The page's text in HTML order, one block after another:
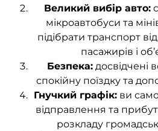
Великий вибір авто:
мікроавтобуси та
підібрати транспорт
пасажирів і
Безпека:досвідчені
спокійну поїздку та
Гнучкий графік: ви
відправлення та
розкладу